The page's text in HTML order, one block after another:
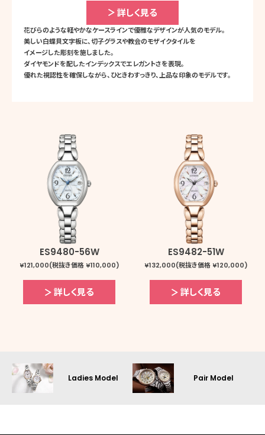
花びらのような軽やかなケースラインで優雅なデザインが人気のモデル。
美しい白蝶貝文字板に、切子グラスや教会のモザイクタイルを
イメージした彫刻を施しました。
ダイヤモンドを配したインデックスでエレガントさを表現。
優れた視認性を確保しながら、ひときわすっきり、上品な印象のモデルです。
詳しく見る
ES9480-56W
¥121,000(税抜き価格 ¥110,000)
詳しく見る
ES9482-51W
¥132,000(税抜き価格 ¥120,000)
詳しく見る
Ladies Model Pair Model